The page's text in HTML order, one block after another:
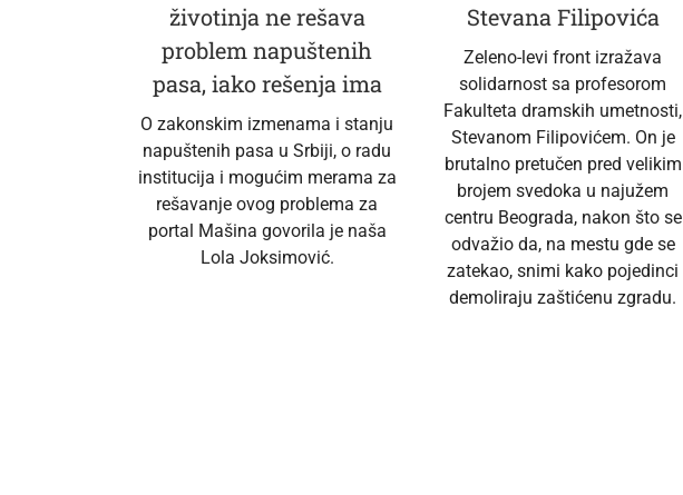
životinja ne rešava
problem napuštenih
pasa, iako rešenja ima
O zakonskim izmenama i stanju
napuštenih pasa u Srbiji, o radu
institucija i mogućim merama za
rešavanje ovog problema za
portal Mašina govorila je naša
Lola Joksimović.
Stevana Filipovića
Zeleno-levi front izražava
solidarnost sa profesorom
Fakulteta dramskih umetnosti,
Stevanom Filipovićem. On je
brutalno pretučen pred velikim
brojem svedoka u najužem
centru Beograda, nakon što se
odvažio da, na mestu gde se
zatekao, snimi kako pojedinci
demoliraju zaštićenu zgradu.